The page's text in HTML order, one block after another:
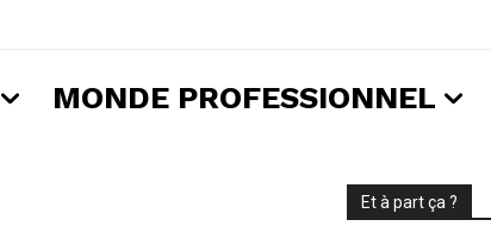
MONDE PROFESSIONNEL
Et à part ça ?